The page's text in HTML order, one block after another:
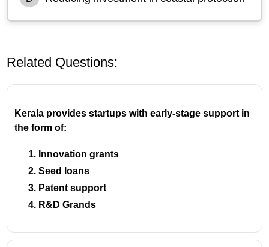
vulnerability to climate change impacts and lower
its carbon footprint, which is the definition of climate
Renewable Energy:The state has ambitious goals,
Related Questions:
Kerala provides startups with early-stage support in
the form of:
Innovation grants
Seed loans
Patent support
R&D Grands